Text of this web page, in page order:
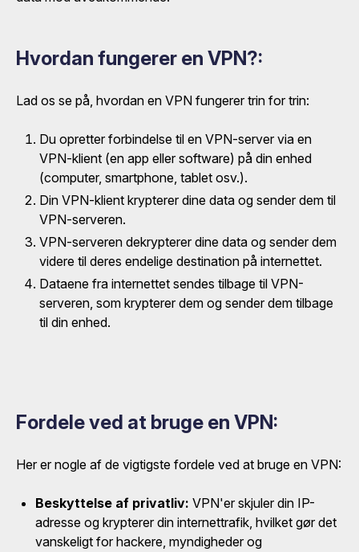
Hvordan fungerer en VPN?:
Lad os se på, hvordan en VPN fungerer trin for trin:
Du opretter forbindelse til en VPN-server via en
VPN-klient (en app eller software) på din enhed
(computer, smartphone, tablet osv.).
Din VPN-klient krypterer dine data og sender dem til
VPN-serveren.
VPN-serveren dekrypterer dine data og sender dem
videre til deres endelige destination på internettet.
Dataene fra internettet sendes tilbage til VPN-
serveren, som krypterer dem og sender dem tilbage
til din enhed.
Fordele ved at bruge en VPN:
Her er nogle af de vigtigste fordele ved at bruge en VPN:
Beskyttelse af privatliv: VPN'er skjuler din IP-
adresse og krypterer din internettrafik, hvilket gør det
vanskeligt for hackere, myndigheder og